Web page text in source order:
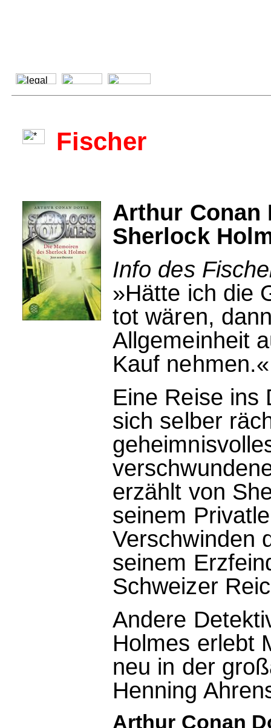
Fischer
Arthur Conan
Sherlock
Info des
»Hätte ich die
tot wären,
Allgemeinheit
Kauf nehmen.«
Eine Reise ins
sich selber
erzählt von
seinem
Verschwinden
seinem
Schweizer
Andere
Holmes erlebt
neu in der
Henning
Arthur Conan